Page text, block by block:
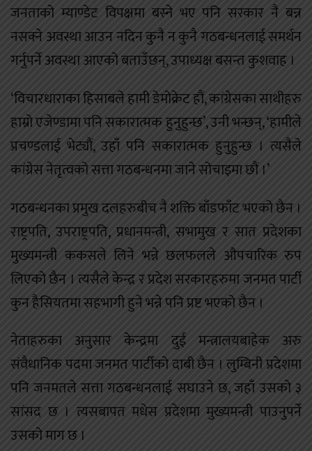
जनताको म्याण्डेट विपक्षमा बस्ने भए पनि सरकार नै बन्न
नसक्ने अवस्था आउन नदिन कुनै न कुनै गठबन्धनलाई समर्थन
गर्नुपर्ने अवस्था आएको बताउँछन्, उपाध्यक्ष बसन्त कुशवाह ।
‘विचारधाराका हिसाबले हामी डेमोक्रेट हौं, कांग्रेसका साथीहरु
हाम्रो एजेण्डामा पनि सकारात्मक हुनुहुन्छ’, उनी भन्छन्, ‘हामीले
प्रचण्डलाई भेट्यौं, उहाँ पनि सकारात्मक हुनुहुन्छ । त्यसैले
कांग्रेस नेतृत्वको सत्ता गठबन्धनमा जाने सोचाइमा छौं ।’
गठबन्धनका प्रमुख दलहरुबीच नै शक्ति बाँडफाँट भएको छैन ।
राष्ट्रपति, उपराष्ट्रपति, प्रधानमन्त्री, सभामुख र सात प्रदेशका
मुख्यमन्त्री ककसले लिने भन्ने छलफलले औपचारिक रुप
लिएको छैन । त्यसैले केन्द्र र प्रदेश सरकारहरुमा जनमत पार्टी
कुन हैसियतमा सहभागी हुने भन्ने पनि प्रष्ट भएको छैन ।
नेताहरुका अनुसार केन्द्रमा दुई मन्त्रालयबाहेक अरु
संवैधानिक पदमा जनमत पार्टीको दाबी छैन । लुम्बिनी प्रदेशमा
पनि जनमतले सत्ता गठबन्धनलाई सघाउने छ, जहाँ उसको ३
सांसद छ । त्यसबापत मधेस प्रदेशमा मुख्यमन्त्री पाउनुपर्ने
उसको माग छ ।